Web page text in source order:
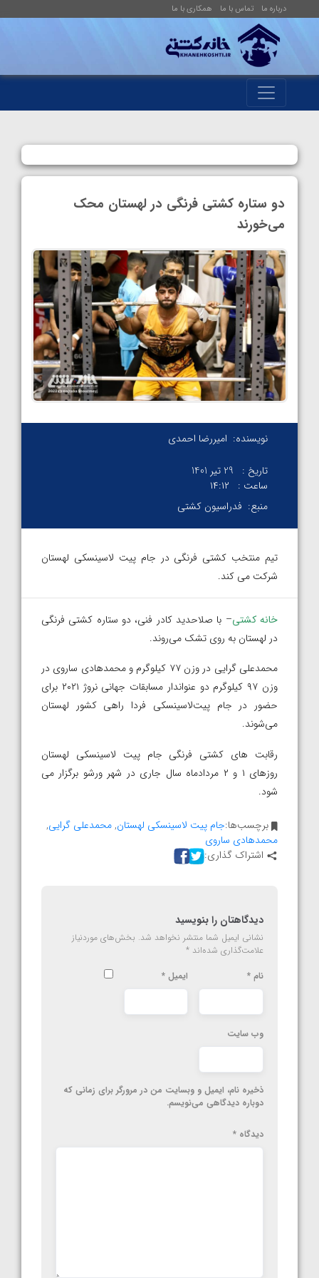
درباره ما تماس با ما همکاری با ما
دو‌ ستاره کشتی فرنگی در لهستان محک
می‌خورند
نویسنده: امیررضا احمدی
تاریخ :
29 تیر 1401
ساعت :
۱۴:۱۲
منبع: فدراسیون کشتی
تیم منتخب کشتی فرنگی در جام پیت لاسینسکی لهستان
شرکت می کند.
خانه کشتی– با صلاحدید کادر فنی، دو ستاره کشتی فرنگی
در لهستان به روی تشک می‌روند.
محمدعلی گرایی در وزن ۷۷ کیلوگرم و محمدهادی ساروی در
وزن ۹۷ کیلوگرم دو عنواندار مسابقات جهانی نروژ ۲۰۲۱ برای
حضور در جام پیت‌لاسینسکی فردا راهی کشور لهستان
می‌شوند.
رقابت های کشتی فرنگی جام پیت لاسینسکی لهستان
روزهای ۱ و ۲ مردادماه سال جاری در شهر ورشو برگزار می
شود.
برچسب‌ها:جام پیت لاسینسکی لهستان,محمدعلی گرایی,
محمدهادی ساروی
اشتراک گذاری:
دیدگاهتان را بنویسید
نشانی ایمیل شما منتشر نخواهد شد. بخش‌های موردنیاز
علامت‌گذاری شده‌اند *
نام * ایمیل *
وب‌ سایت
ذخیره نام، ایمیل و وبسایت من در مرورگر برای زمانی که
دوباره دیدگاهی می‌نویسم.
دیدگاه *